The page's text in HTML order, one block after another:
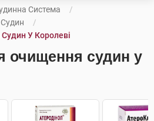
Система
У Королеві
очищення судин у